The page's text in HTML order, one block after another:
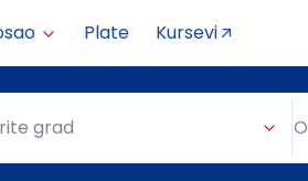
Plate Kursevi
grad